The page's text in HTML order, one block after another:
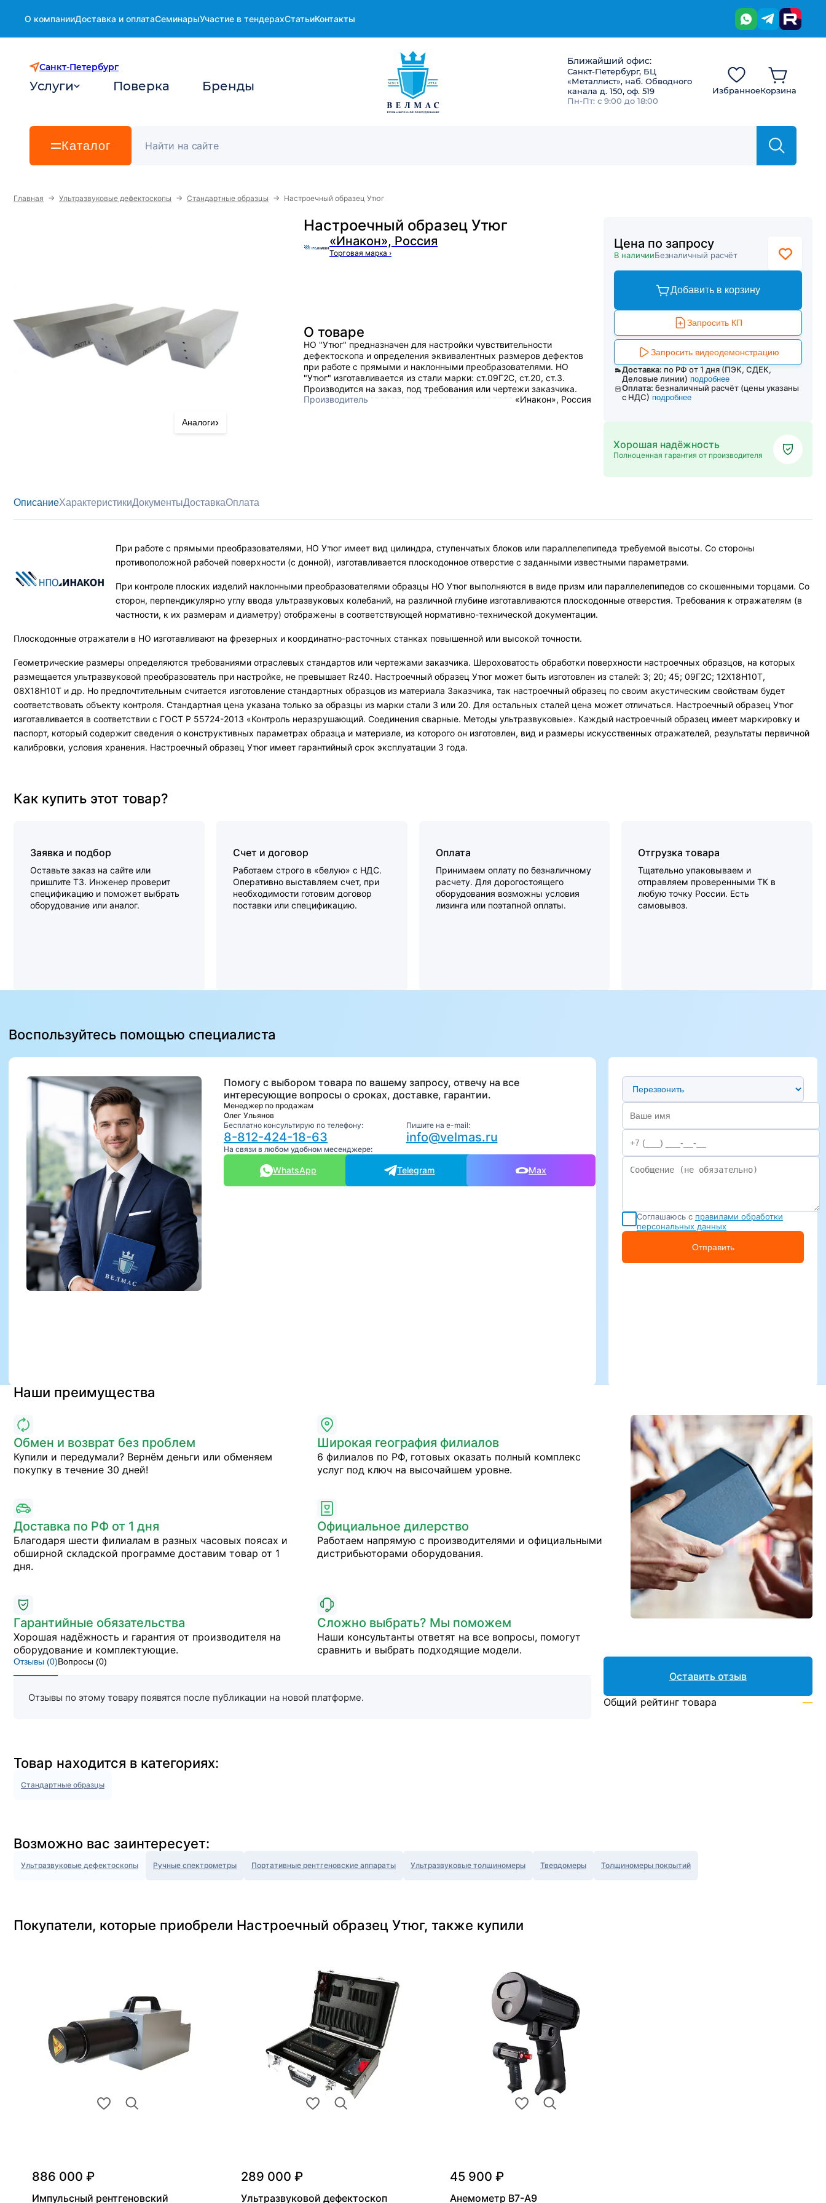
О компанииДоставка и оплатаСеминарыУчастие в тендерахСтатьиКонтакты
Санкт-Петербург
Услуги Поверка Бренды
Ближайший офис:
Санкт-Петербург, БЦ
«Металлист», наб. Обводного
канала д. 150, оф. 519
Пн-Пт: с 9:00 до 18:00
ИзбранноеКорзина
Каталог
Главная → Ультразвуковые дефектоскопы → Стандартные образцы → Настроечный образец Утюг
Настроечный образец Утюг
«Инакон», Россия
Торговая марка ›
Аналоги›
О товаре
НО "Утюг" предназначен для настройки чувствительности
дефектоскопа и определения эквивалентных размеров дефектов
при работе с прямыми и наклонными преобразователями. НО
"Утюг" изготавливается из стали марки: cт.09Г2С, ст.20, ст.3.
Производится на заказ, под требования или чертежи заказчика.
Производитель
«Инакон», Россия
Цена по запросу
В наличииБезналичный расчёт
Добавить в корзину
Запросить КП
Запросить видеодемонстрацию
Доставка: по РФ от 1 дня (ПЭК, СДЕК,
Деловые линии) подробнее
Оплата: безналичный расчёт (цены указаны
с НДС) подробнее
Хорошая надёжность
Полноценная гарантия от производителя
ОписаниеХарактеристикиДокументыДоставкаОплата
При работе с прямыми преобразователями, НО Утюг имеет вид цилиндра, ступенчатых блоков или параллелепипеда требуемой высоты. Со стороны
противоположной рабочей поверхности (с донной), изготавливается плоскодонное отверстие с заданными известными параметрами.
При контроле плоских изделий наклонными преобразователями образцы НО Утюг выполняются в виде призм или параллелепипедов со скошенными торцами. Со
сторон, перпендикулярно углу ввода ультразвуковых колебаний, на различной глубине изготавливаются плоскодонные отверстия. Требования к отражателям (в
частности, к их размерам и диаметру) отображены в соответствующей нормативно-технической документации.
Плоскодонные отражатели в НО изготавливают на фрезерных и координатно-расточных станках повышенной или высокой точности.
Геометрические размеры определяются требованиями отраслевых стандартов или чертежами заказчика. Шероховатость обработки поверхности настроечных образцов, на которых
размещается ультразвуковой преобразователь при настройке, не превышает Rz40. Настроечный образец Утюг может быть изготовлен из сталей: 3; 20; 45; 09Г2С; 12Х18Н10Т,
08Х18Н10Т и др. Но предпочтительным считается изготовление стандартных образцов из материала Заказчика, так настроечный образец по своим акустическим свойствам будет
соответствовать объекту контроля. Стандартная цена указана только за образцы из марки стали 3 или 20. Для остальных сталей цена может отличаться. Настроечный образец Утюг
изготавливается в соответствии с ГОСТ Р 55724-2013 «Контроль неразрушающий. Соединения сварные. Методы ультразвуковые». Каждый настроечный образец имеет маркировку и
паспорт, который содержит сведения о конструктивных параметрах образца и материале, из которого он изготовлен, вид и размеры искусственных отражателей, результаты первичной
калибровки, условия хранения. Настроечный образец Утюг имеет гарантийный срок эксплуатации 3 года.
Как купить этот товар?
Заявка и подбор
Оставьте заказ на сайте или
пришлите ТЗ. Инженер проверит
спецификацию и поможет выбрать
оборудование или аналог.
Счет и договор
Работаем строго в «белую» с НДС.
Оперативно выставляем счет, при
необходимости готовим договор
поставки или спецификацию.
Оплата
Принимаем оплату по безналичному
расчету. Для дорогостоящего
оборудования возможны условия
лизинга или поэтапной оплаты.
Отгрузка товара
Тщательно упаковываем и
отправляем проверенными ТК в
любую точку России. Есть
самовывоз.
Воспользуйтесь помощью специалиста
Помогу с выбором товара по вашему запросу, отвечу на все
интересующие вопросы о сроках, доставке, гарантии.
Менеджер по продажам
Олег Ульянов
Бесплатно консультирую по телефону:
8-812-424-18-63
Пишите на e-mail:
info@velmas.ru
На связи в любом удобном месенджере:
WhatsApp Telegram Max
Предпочтительный способ связи
Соглашаюсь с правилами обработки
персональных данных
Отправить
Наши преимущества
Обмен и возврат без проблем
Купили и передумали? Вернём деньги или обменяем
покупку в течение 30 дней!
Широкая география филиалов
6 филиалов по РФ, готовых оказать полный комплекс
услуг под ключ на высочайшем уровне.
Доставка по РФ от 1 дня
Благодаря шести филиалам в разных часовых поясах и
обширной складской программе доставим товар от 1
дня.
Официальное дилерство
Работаем напрямую с производителями и официальными
дистрибьюторами оборудования.
Гарантийные обязательства
Хорошая надёжность и гарантия от производителя на
оборудование и комплектующие.
Сложно выбрать? Мы поможем
Наши консультанты ответят на все вопросы, помогут
сравнить и выбрать подходящие модели.
Отзывы (0)Вопросы (0)
Отзывы по этому товару появятся после публикации на новой платформе.
Оставить отзыв
Общий рейтинг товара —
Товар находится в категориях:
Стандартные образцы
Возможно вас заинтересует:
Ультразвуковые дефектоскопы Ручные спектрометры Портативные рентгеновские аппараты Ультразвуковые толщиномеры Твердомеры Толщиномеры покрытий
Покупатели, которые приобрели Настроечный образец Утюг, также купили
886 000 ₽
Импульсный рентгеновский
289 000 ₽
Ультразвуковой дефектоскоп
45 900 ₽
Анемометр В7-А9